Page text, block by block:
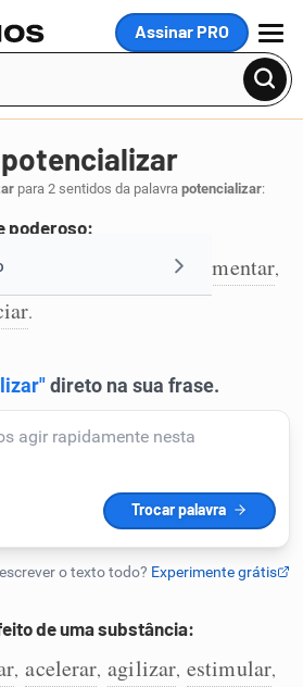
Assinar PRO
MENU
para 2 sentidos da palavra potencializar:
poderoso:
incrementar,
.
de uma substância:
, acelerar, agilizar, estimular,